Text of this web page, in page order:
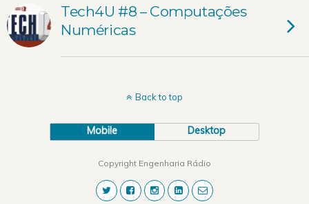
Tech4U #8 – Computações
Numéricas
Back to top
Mobile Desktop
Copyright Engenharia Rádio